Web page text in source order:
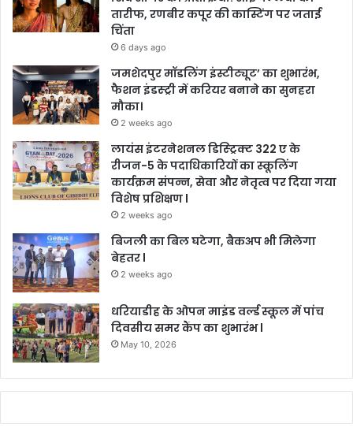
तारीफ, रणबीर कपूर की कास्टिंग पर जताई
चिंता
6 days ago
जमशेदपुर मॉडलिंग इंस्टीट्यूट’ का शुभारंभ,
फैशन इंडस्ट्री में करियर बनाने का सुनहरा
मौका।
2 weeks ago
लायंस इंटरनेशनल डिस्ट्रिक्ट 322 ए के
रीजन-5 के पदाधिकारियों का स्कूलिंग
कार्यक्रम संपन्न, सेवा और नेतृत्व पर दिया गया
विशेष प्रशिक्षण l
2 weeks ago
बिजली का बिल घटेगा, बैकअप भी मिलेगा
बेहतर l
2 weeks ago
धरियाडीह के ओपन माइंड वर्ल्ड स्कूल में पांच
दिवसीय समर कैंप का शुभारंभ l
May 10, 2026